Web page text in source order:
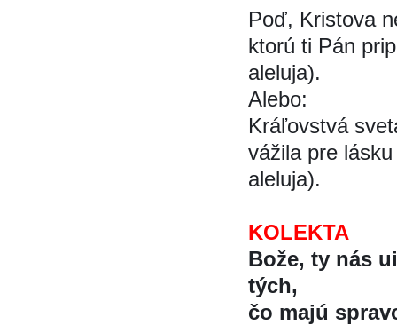
Poď, Kristova
ktorú ti Pán
aleluja).
Alebo:
Kráľovstvá
vážila pre
aleluja).
KOLEKTA
Bože, ty nás
tých,
čo majú